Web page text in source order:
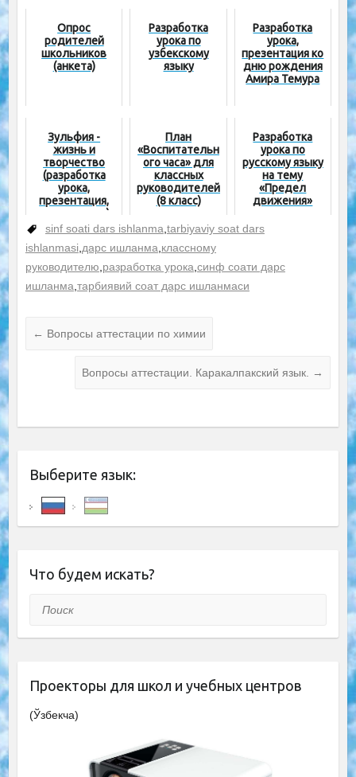
Опрос
родителей
школьников
(анкета)
Разработка
урока по
узбекскому
языку
Разработка
урока,
презентация ко
дню рождения
Амира Темура
Зульфия -
жизнь и
творчество
(разработка
урока,
презентация,
стихи, тесты)
План
«Воспитательн
ого часа» для
классных
руководителей
(8 класс)
Разработка
урока по
русскому языку
на тему
«Предел
движения»
sinf soati dars ishlanma tarbiyaviy soat dars
ishlanmasi дарс ишланма классному
руководителю разработка урока синф соати дарс
ишланма тарбиявий соат дарс ишланмаси
← Вопросы аттестации по химии
Вопросы аттестации. Каракалпакский язык. →
Выберите язык:
Что будем искать?
Поиск
Проекторы для школ и учебных центров
(Ўзбекча)